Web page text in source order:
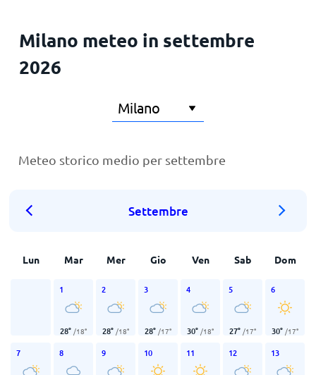
Milano meteo in settembre
2026
Meteo storico medio per settembre
Settembre
Lun Mar Mer Gio Ven Sab Dom
1
28° /18°
2
28° /18°
3
28° /17°
4
30° /18°
5
27° /17°
6
30° /17°
7 8 9 10 11 12 13